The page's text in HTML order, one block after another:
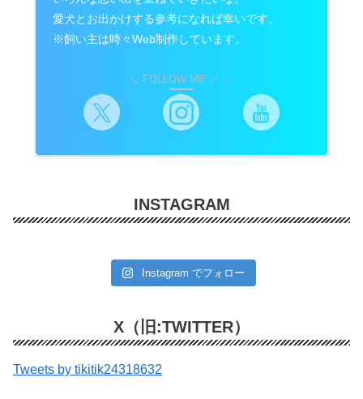
愛犬とお出かけする参考になれば幸いです。
※飼い主は時々Web制作しています。
＼ FOLLOW ME ／
INSTAGRAM
Instagram でフォロー
X（旧:TWITTER）
Tweets by tikitik24318632